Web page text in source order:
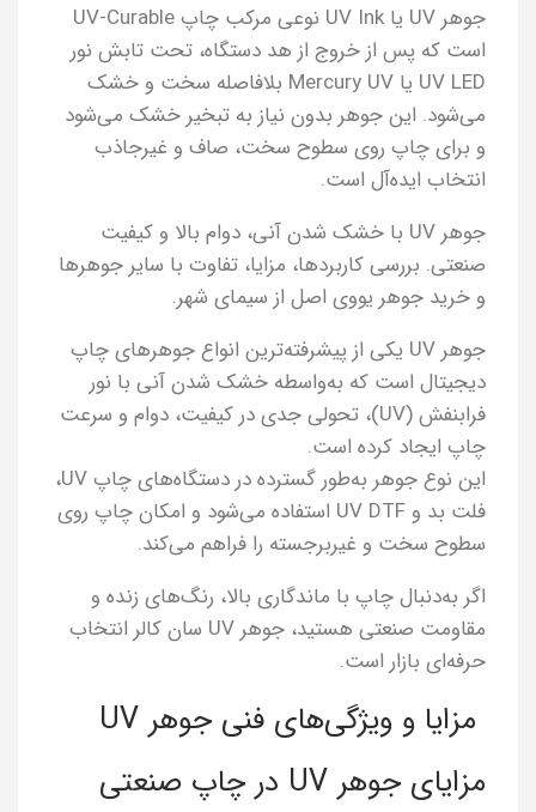
جوهر UV یا UV Ink نوعی مرکب چاپ UV-Curable
است که پس از خروج از هد دستگاه، تحت تابش نور
UV LED یا Mercury UV بلافاصله سخت و خشک
می‌شود. این جوهر بدون نیاز به تبخیر خشک می‌شود
و برای چاپ روی سطوح سخت، صاف و غیرجاذب
انتخاب ایده‌آل است.
جوهر UV با خشک شدن آنی، دوام بالا و کیفیت
صنعتی. بررسی کاربردها، مزایا، تفاوت با سایر جوهرها
و خرید جوهر یووی اصل از سیمای شهر.
جوهر UV یکی از پیشرفته‌ترین انواع جوهرهای چاپ
دیجیتال است که به‌واسطه خشک شدن آنی با نور
فرابنفش (UV)، تحولی جدی در کیفیت، دوام و سرعت
چاپ ایجاد کرده است.
این نوع جوهر به‌طور گسترده در دستگاه‌های چاپ UV،
فلت بد و UV DTF استفاده می‌شود و امکان چاپ روی
سطوح سخت و غیربرجسته را فراهم می‌کند.
اگر به‌دنبال چاپ با ماندگاری بالا، رنگ‌های زنده و
مقاومت صنعتی هستید، جوهر UV سان کالر انتخاب
حرفه‌ای بازار است.
مزایا و ویژگی‌های فنی جوهر UV
مزایای جوهر UV در چاپ صنعتی